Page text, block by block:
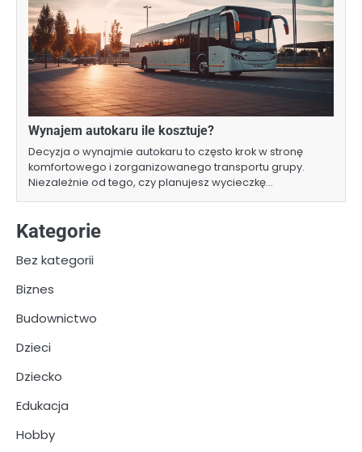
Wynajem autokaru ile kosztuje?
Decyzja o wynajmie autokaru to często krok w stronę
komfortowego i zorganizowanego transportu grupy.
Niezależnie od tego, czy planujesz wycieczkę…
Kategorie
Bez kategorii
Biznes
Budownictwo
Dzieci
Dziecko
Edukacja
Hobby